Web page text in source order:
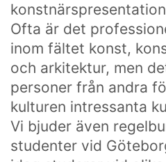
Ofta är det
inom fältet konst,
och arkitektur, men
personer från andra
kulturen intressanta
Vi bjuder även
studenter vid